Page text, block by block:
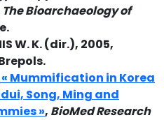
The Bioarchaeology of
W. K. (dir.), 2005,
« Mummification in Korea
Song, Ming and
», BioMed Research